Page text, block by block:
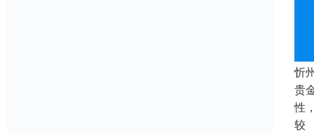
忻
贵
性
较